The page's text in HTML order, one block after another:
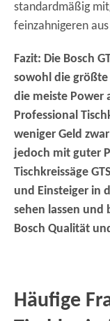
standardmäßig
feinzahnigeren
Fazit: Die Bosch
sowohl die
die meiste Power
Professional
weniger Geld
jedoch mit guter
Tischkreissäge
und Einsteiger in
sehen lassen
Bosch Qualität
Häufige